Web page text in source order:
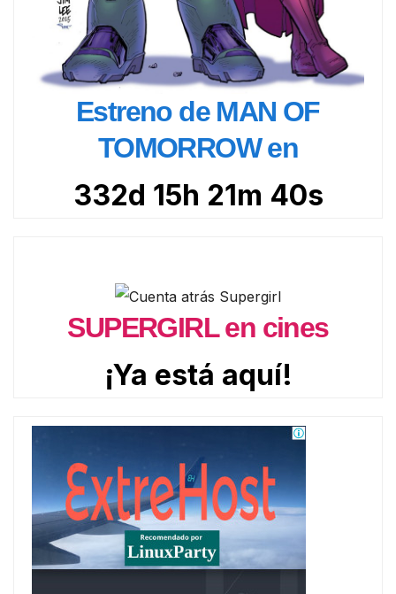
Estreno de MAN OF
TOMORROW en
332d 15h 21m 38s
SUPERGIRL en cines
¡Ya está aquí!